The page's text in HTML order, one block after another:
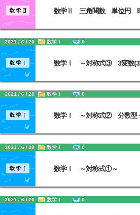
数学Ⅱ 三角関数 単位円
2021 / 6 / 20 数学Ⅰ 0
数学Ⅰ ～対称式③ 3変数(3
2021 / 6 / 20 数学Ⅰ 0
数学Ⅰ ～対称式② 分数型
2021 / 6 / 20 数学Ⅰ 0
数学Ⅰ ～対称式①～
2021 / 6 / 20 数学Ⅰ 0